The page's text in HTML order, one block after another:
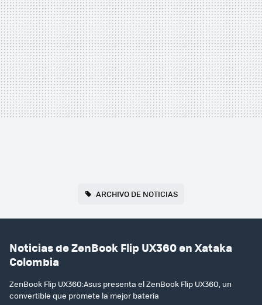
ARCHIVO DE NOTICIAS
Noticias de ZenBook Flip UX360 en Xataka
Colombia
ZenBook Flip UX360:Asus presenta el ZenBook Flip UX360, un
convertible que promete la mejor batería